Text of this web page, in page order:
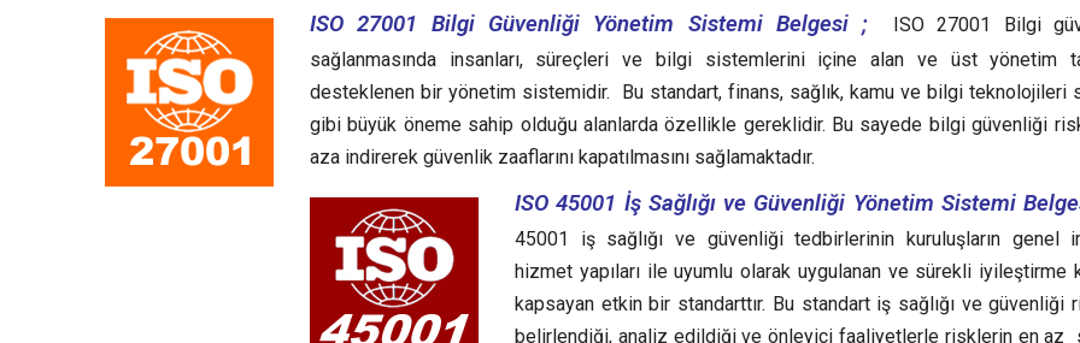
ISO 27001 Bilgi Güvenliği Yönetim Sistemi Belgesi ;
ISO 27001 Bilgi
sağlanmasında insanları, süreçleri ve bilgi sistemlerini içine alan ve üst yönetim
desteklenen bir yönetim sistemidir. Bu standart, finans, sağlık, kamu ve bilgi teknolojileri
gibi büyük öneme sahip olduğu alanlarda özellikle gereklidir. Bu sayede bilgi güvenliği
aza indirerek güvenlik zaaflarını kapatılmasını sağlamaktadır.
ISO 45001 İş Sağlığı ve Güvenliği Yönetim Sistemi
45001 iş sağlığı ve güvenliği tedbirlerinin kuruluşların genel
hizmet yapıları ile uyumlu olarak uygulanan ve sürekli iyileştirme
kapsayan etkin bir standarttır. Bu standart iş sağlığı ve güvenliği
belirlendiği, analiz edildiği ve önleyici faaliyetlerle risklerin en az